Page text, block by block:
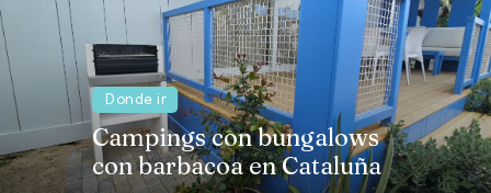
En familia
Donde ir
Qué hacer
Inspiración
Ofertas
Donde ir
Campings con bungalows
con barbacoa en Cataluña